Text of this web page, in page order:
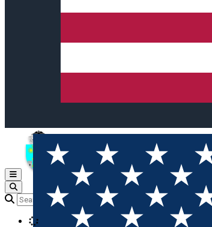
Open main menu